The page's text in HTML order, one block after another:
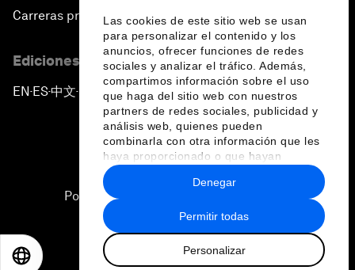
Las cookies de este sitio web se usan
para personalizar el contenido y los
anuncios, ofrecer funciones de redes
sociales y analizar el tráfico. Además,
compartimos información sobre el uso
que haga del sitio web con nuestros
partners de redes sociales, publicidad y
análisis web, quienes pueden
combinarla con otra información que les
haya proporcionado o que hayan
recopilado a partir del uso que haya
hecho de sus servicios.
Permitir todas
Personalizar
Denegar
Carreras profesionales
Ediciones en otros idiomas
EN ▪ES▪中文▪ 日本語
Política de privacidad y normas de uso
Sitemap
2026 Foro Económico Mundial